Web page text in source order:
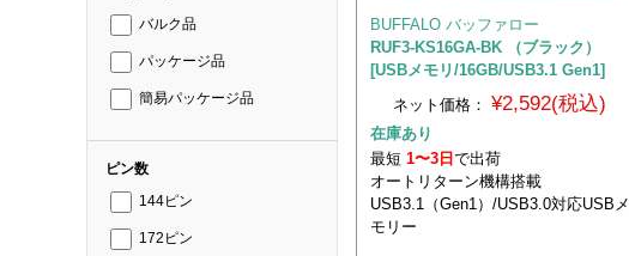
バルク品
パッケージ品
簡易パッケージ品
ピン数
144ピン
172ピン
BUFFALO バッファロー
RUF3-KS16GA-BK （ブラック）
[USBメモリ/16GB/USB3.1 Gen1]
ネット価格： ¥2,592(税込)
在庫あり
最短 1〜3日 で出荷
オートリターン機構搭載
USB3.1（Gen1）/USB3.0対応USBメ
モリー